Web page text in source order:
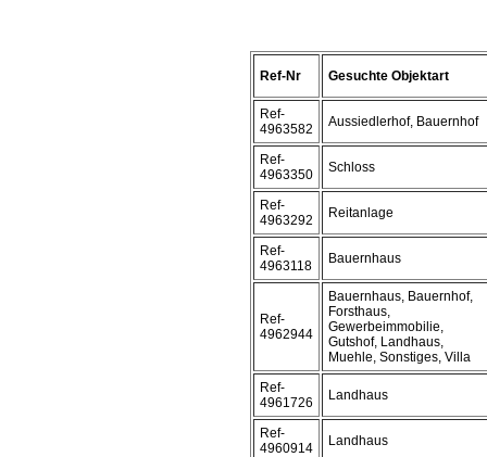
Ref-Nr Gesuchte Objektart
Ref-
4963582
Aussiedlerhof, Bauernhof
Ref-
4963350
Schloss
Ref-
4963292
Reitanlage
Ref-
4963118
Bauernhaus
Ref-
4962944
Bauernhaus, Bauernhof,
Forsthaus,
Gewerbeimmobilie,
Gutshof, Landhaus,
Muehle, Sonstiges, Villa
Ref-
4961726
Landhaus
Ref-
4960914
Landhaus